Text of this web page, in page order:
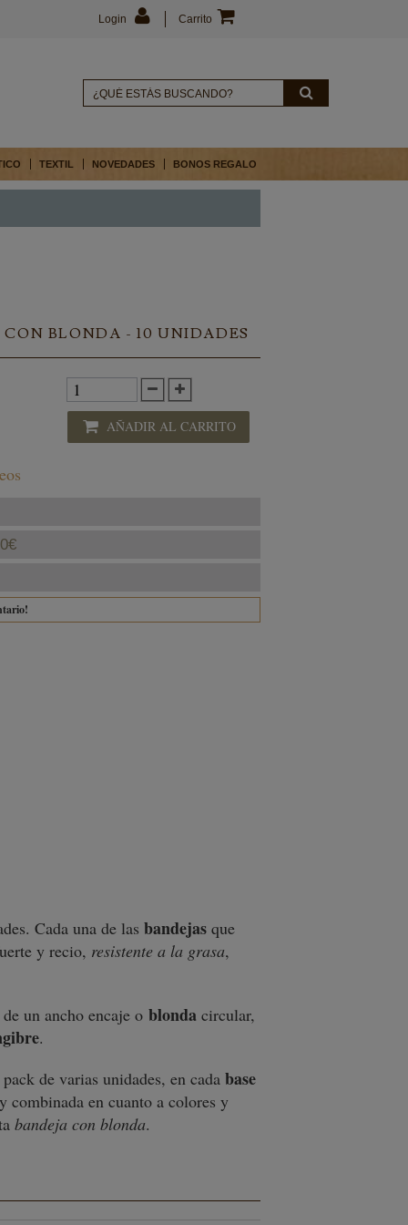
Carrito
Login
TEXTIL NOVEDADES BONOS REGALO
BLONDA - 10 UNIDADES
AÑADIR AL CARRITO
Cada una de las bandejas que
y recio, resistente a la grasa,
un ancho encaje o blonda circular,
.
de varias unidades, en cada base
combinada en cuanto a colores y
bandeja con blonda.